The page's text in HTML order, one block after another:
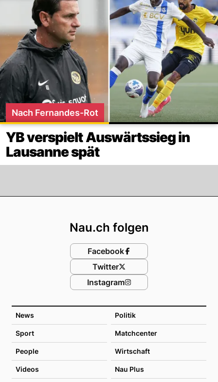
Nach Fernandes-Rot
YB verspielt Auswärtssieg in
Lausanne spät
News Politik
Sport Matchcenter
People Wirtschaft
Videos Nau Plus
Nau.ch folgen
Facebook
Twitter
Instagram